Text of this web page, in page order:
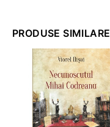
PRODUSE SIMILARE